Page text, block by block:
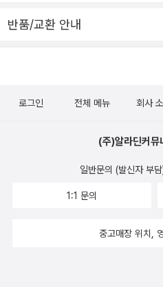
을 거치며어느 가난한 청년을 만나
한 지금,종이책 읽기를 권한다는
간서치라고 불리는 김무곤은 반대
도 인정한다. 하지만 이 책은 그것
많은 공감대를 형성할 수 있다는 것
급력을 불러일으켰는지 분석한 책
마음속 감정을 말로 표현하는 대신
과 같은 방식으로 세상에 말을 건
을 사랑하는 법을 배워나간다.이것
는데 ... 소설이었던걸까? 아님, 제
다닌다. 'ㅅ'몸살이 아니면 좋을텐데
증만 내고, 머리만 아프고, 소리만
갔다가 오자마자 약국에 가서 '애드
펜 400mg 연질캡슐' 스피딕 400
향을 주고받고 갈등관계에 있는 58
약상을 사회문화적 역사 풍광과 아
안젤라 베럿이 그린 <미녀와 야수
따운 표지도 무지 기대됩니다.팝업
도취하다>오스트리아 작은 산골 마
네. 가난에 찌들어 미래도 꿈도 없
다. 그리고 그녀가 찾아간 알프스
특급 호텔 사교계에서 백작 부인의
반품/교환 안내
로그인 전체 메뉴 회사
(주)알라딘커뮤
일반문의 (발신자 부
1:1 문의
중고매장 위치,